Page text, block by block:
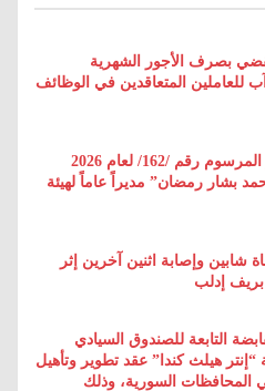
بصرف الأجور الشهرية
المتعاقدين في الوظائف
الرئيس “أحمد الشرع” يصدر المرسوم رقم /162/ لعام 2026
بشار رمضان” مديراً عاماً لهيئة
شابين وإصابة اثنين آخرين إثر
إدلب
التابعة للصندوق السيادي
هيلث كندا” عقد تطوير وتأهيل
المحافظات السورية، وذلك